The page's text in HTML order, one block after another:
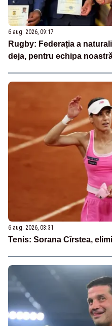
6 aug. 2026, 09:17
Rugby: Federația a
deja, pentru echipa
6 aug. 2026, 08:31
Tenis: Sorana Cîrstea,